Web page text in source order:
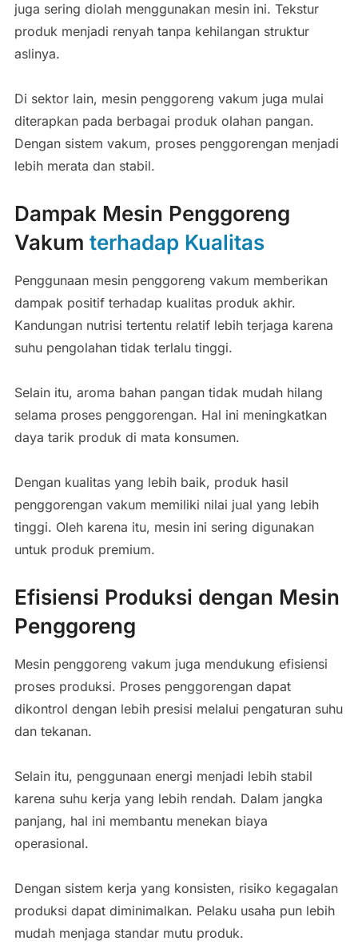
juga sering diolah menggunakan mesin ini. Tekstur
produk menjadi renyah tanpa kehilangan struktur
aslinya.
Di sektor lain, mesin penggoreng vakum juga mulai
diterapkan pada berbagai produk olahan pangan.
Dengan sistem vakum, proses penggorengan menjadi
lebih merata dan stabil.
Dampak Mesin Penggoreng
Vakum terhadap Kualitas
Penggunaan mesin penggoreng vakum memberikan
dampak positif terhadap kualitas produk akhir.
Kandungan nutrisi tertentu relatif lebih terjaga karena
suhu pengolahan tidak terlalu tinggi.
Selain itu, aroma bahan pangan tidak mudah hilang
selama proses penggorengan. Hal ini meningkatkan
daya tarik produk di mata konsumen.
Dengan kualitas yang lebih baik, produk hasil
penggorengan vakum memiliki nilai jual yang lebih
tinggi. Oleh karena itu, mesin ini sering digunakan
untuk produk premium.
Efisiensi Produksi dengan Mesin
Penggoreng
Mesin penggoreng vakum juga mendukung efisiensi
proses produksi. Proses penggorengan dapat
dikontrol dengan lebih presisi melalui pengaturan suhu
dan tekanan.
Selain itu, penggunaan energi menjadi lebih stabil
karena suhu kerja yang lebih rendah. Dalam jangka
panjang, hal ini membantu menekan biaya
operasional.
Dengan sistem kerja yang konsisten, risiko kegagalan
produksi dapat diminimalkan. Pelaku usaha pun lebih
mudah menjaga standar mutu produk.